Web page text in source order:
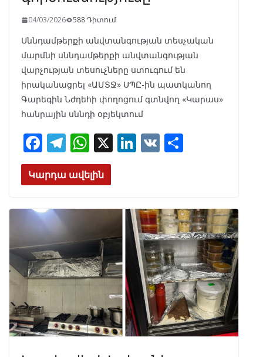
04/03/2026 588 Դիտում
Սննդամթերքի անվտանգության տեսչական
մարմնի սննդամթերքի անվտանգության
վարչության տեսուչները ստուգում են
իրականացրել «ԱՄՏՋ» ՍՊԸ-ին պատկանող
Գարեգին Նժդեհի փողոցում գտնվող «Կարաս»
հանրային սննդի օբյեկտում
F
ac
e
o
o
k
T
el
e
m
W
h
at
A
p
p
X Li
dI
n
V
Կարդա ավելին